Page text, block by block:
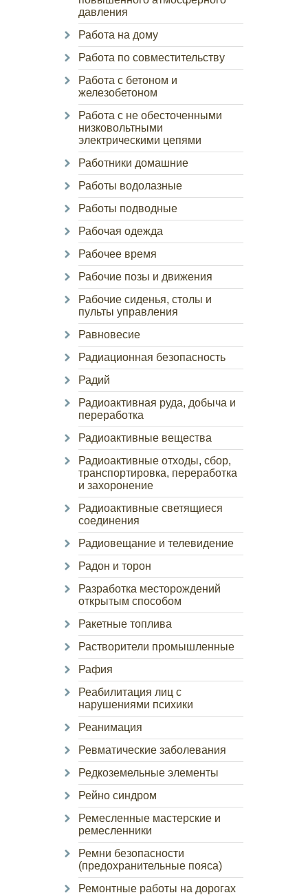
давления
Работа на дому
Работа по совместительству
Работа с бетоном и
железобетоном
Работа с не обесточенными
низковольтными
электрическими цепями
Работники домашние
Работы водолазные
Работы подводные
Рабочая одежда
Рабочее время
Рабочие позы и движения
Рабочие сиденья, столы и
пульты управления
Равновесие
Радиационная безопасность
Радий
Радиоактивная руда, добыча и
переработка
Радиоактивные вещества
Радиоактивные отходы, сбор,
транспортировка, переработка
и захоронение
Радиоактивные светящиеся
соединения
Радиовещание и телевидение
Радон и торон
Разработка месторождений
открытым способом
Ракетные топлива
Растворители промышленные
Рафия
Реабилитация лиц с
нарушениями психики
Реанимация
Ревматические заболевания
Редкоземельные элементы
Рейно синдром
Ремесленные мастерские и
ремесленники
Ремни безопасности
(предохранительные пояса)
Ремонтные работы на дорогах